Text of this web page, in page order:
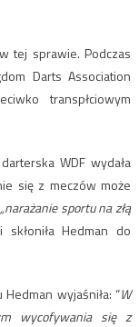
tej sprawie. Podczas
Darts Association
transpłciowym
WDF wydała
się z meczów może
„narażanie sportu na złą
Hedman do
wyjaśniła: “W
wycofywania się z